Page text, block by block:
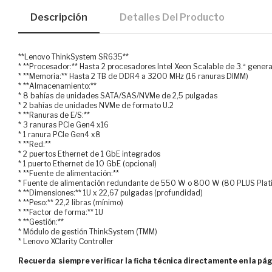
Descripción Detalles Del Producto
**Lenovo ThinkSystem SR635**
* **Procesador:** Hasta 2 procesadores Intel Xeon Scalable de 3.ª
* **Memoria:** Hasta 2 TB de DDR4 a 3200 MHz (16 ranuras DIMM)
* **Almacenamiento:**
* 8 bahías de unidades SATA/SAS/NVMe de 2,5 pulgadas
* 2 bahías de unidades NVMe de formato U.2
* **Ranuras de E/S:**
* 3 ranuras PCIe Gen4 x16
* 1 ranura PCIe Gen4 x8
* **Red:**
* 2 puertos Ethernet de 1 GbE integrados
* 1 puerto Ethernet de 10 GbE (opcional)
* **Fuente de alimentación:**
* Fuente de alimentación redundante de 550 W o 800 W (80 PLUS
* **Dimensiones:** 1U x 22,67 pulgadas (profundidad)
* **Peso:** 22,2 libras (mínimo)
* **Factor de forma:** 1U
* **Gestión:**
* Módulo de gestión ThinkSystem (TMM)
* Lenovo XClarity Controller
Recuerda siempre verificar la ficha técnica directamente en la